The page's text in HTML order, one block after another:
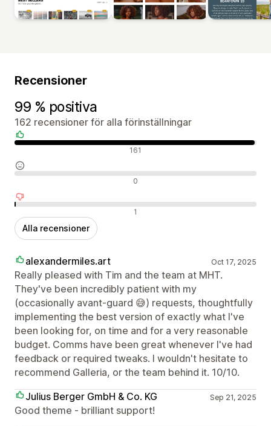
Recensioner
99 % positiva
162 recensioner för alla förinställningar
Positiva recensioner 161
Neutrala recensioner 0
Negativa recensioner 1
Alla recensioner
alexandermiles.art Oct 17, 2025
Really pleased with Tim and the team at MHT.
They've been incredibly patient with my
(occasionally avant-guard 😅) requests, thoughtfully
implementing the best version of exactly what I've
been looking for, on time and for a very reasonable
budget. Comms have been great whenever I've had
feedback or required tweaks. I wouldn't hesitate to
recommend Galleria, or the team behind it. 10/10.
Julius Berger GmbH & Co. KG
Sep 21, 2025
Good theme - brilliant support!